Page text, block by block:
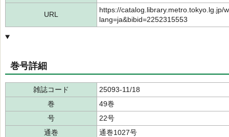
URL
https://catalog.library.metro.tokyo.lg.jp/
lang=ja&bibid=2252315553
巻号詳細
雑誌コード
25093-11/18
巻
49巻
号
22号
通巻
通巻1027号